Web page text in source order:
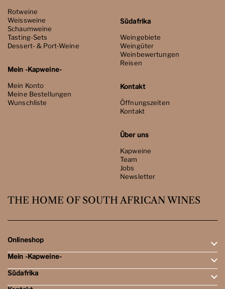
Rotweine
Weissweine
Schaumweine
Tasting-Sets
Dessert- & Port-Weine
Mein -Kapweine-
Mein Konto
Meine Bestellungen
Wunschliste
Südafrika
Weingebiete
Weingüter
Weinbewertungen
Reisen
Kontakt
Öffnungszeiten
Kontakt
Über uns
Kapweine
Team
Jobs
Newsletter
THE HOME OF SOUTH AFRICAN WINES
Onlineshop
Rotweine
Weissweine
Schaumweine
Tasting-Sets
Mein -Kapweine-
Mein Konto
Meine Bestellungen
Südafrika